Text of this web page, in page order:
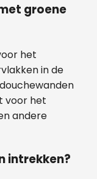
groene
het
in de
voor het
andere
intrekken?